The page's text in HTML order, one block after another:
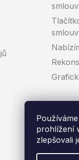
prohlížení
zlepšovali